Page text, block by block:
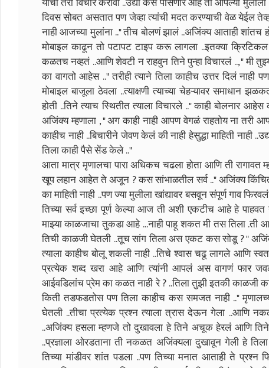
दिवस सोबत असतात पण जेव्हा त्यांची मदत करण्याची वेळ येईल
नाही आजच्या मुलांना .." तीच बोलणं झालं ..अजिंक्य आताही शांतच
मोबाइल काढून तो पटापट टाइप करू लागला ..इतक्या
कळतच नव्हतं ..आणि शेवटी न राहवुन तिने पुन्हा विचारलं .., " मी
का वागतो आहेस .." तरीही त्याने तिला काहीच उत्तर दिलं
मोबाइल बाजूला ठेवला ..त्याक्षणी त्याच्या चेहऱ्यावर समाधान
होती ..तिने त्याच स्थितीत त्याला विचारले .." काही बोलनार
अजिंक्य म्हणाला , " अग काही नाही आपण वेगळं राहतोय ना
काहीच नाही ..बिचारीने जेवण केलं की नाही हेसुद्धा माहिती नाही
तिला काही पैसे सेंड केले .."
आता मात्र मृणालचा पारा अधिकच चढला होता आणि ती रागावत
खूप लहान आहेत ते अजून ? कस सांभाळतील सर्व .." अजिंक्य
का माहिती नाही ..पण ज्या मुलीला खांद्यावर बसवून संपूर्ण गाव
तिच्या सर्व इच्छा पूर्ण केल्या आज ती अशी एकटीच आहे हे पाहवत
माझ्या काळजाचा तुकडा आहे ...नाही पाहू शकत मी तस तिला .ती
तिची काळजी घेतली ..तूच सांग तिला अस एकट कस सोडू ? "
त्याला काहीच बोलू शकली नाही ..तिचे श्वास चढू लागले आणि
प्रत्येक शब्द खरा आहे आणि त्यांनी आपलं अस वागणं फार
आईवडिलांच प्रेम का कळत नाही रे ? ..तिला तुझी इतकी काळजी
किती तडफडतोस पण तिला काहीच कस समजत नाही .."
घेतली ..तीचा प्रत्येक प्रश्न त्याला त्रास देऊन गेला ..आणि
..अजिंक्य हसला म्हणजे तो दुखावला हे तिने अचूक हेरलं आणि तिने
..प्रज्ञाला ओरडताना ती नकळत अजिंक्यला दुखावून गेली हे
तिच्या मांडीवर शांत पडला ..पण तिच्या मनात आताही ते